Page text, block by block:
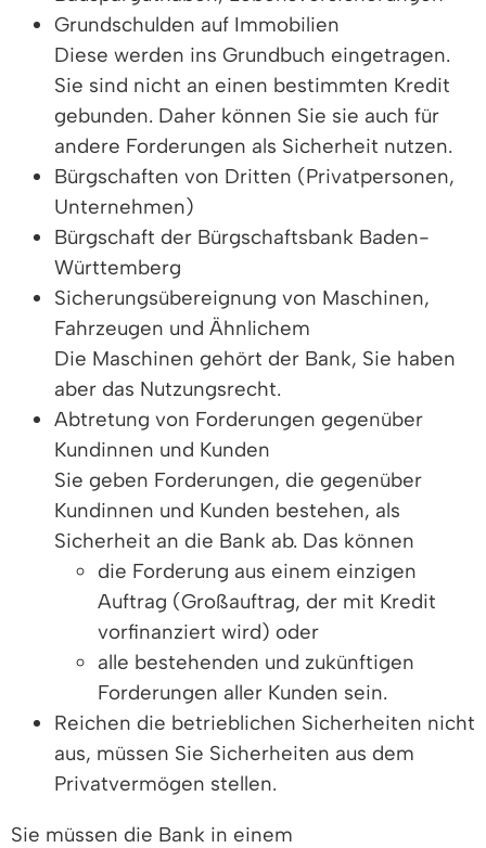
Grundschulden auf Immobilien
Diese werden ins Grundbuch eingetragen.
Sie sind nicht an einen bestimmten Kredit
gebunden. Daher können Sie sie auch für
andere Forderungen als Sicherheit nutzen.
Bürgschaften von Dritten (Privatpersonen,
Unternehmen)
Bürgschaft der Bürgschaftsbank Baden-
Württemberg
Sicherungsübereignung von Maschinen,
Fahrzeugen und Ähnlichem
Die Maschinen gehört der Bank, Sie haben
aber das Nutzungsrecht.
Abtretung von Forderungen gegenüber
Kundinnen und Kunden
Sie geben Forderungen, die gegenüber
Kundinnen und Kunden bestehen, als
Sicherheit an die Bank ab. Das können
die Forderung aus einem einzigen
Auftrag (Großauftrag, der mit Kredit
vorfinanziert wird) oder
alle bestehenden und zukünftigen
Forderungen aller Kunden sein.
Reichen die betrieblichen Sicherheiten nicht
aus, müssen Sie Sicherheiten aus dem
Privatvermögen stellen.
Sie müssen die Bank in einem